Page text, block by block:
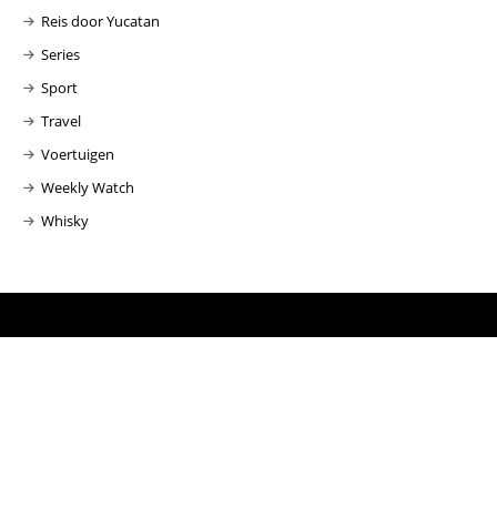
Reis door Yucatan
Series
Sport
Travel
Voertuigen
Weekly Watch
Whisky